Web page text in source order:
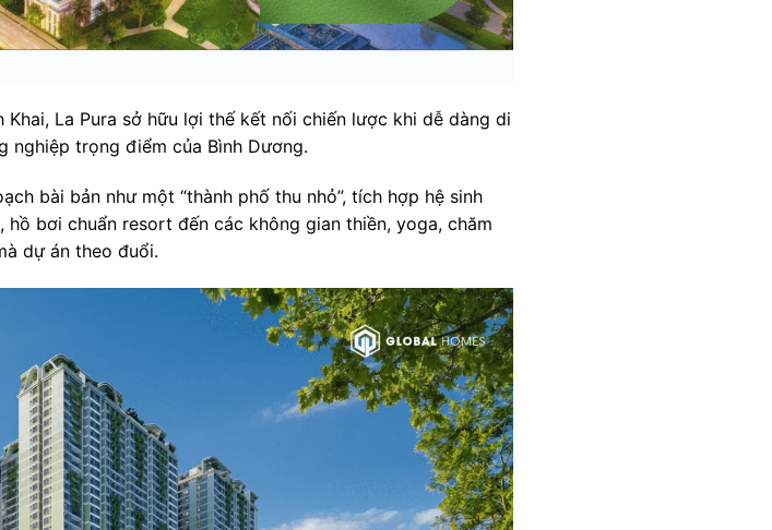
La Pura sở hữu lợi thế kết nối chiến lược khi dễ dàng di
nghiệp trọng điểm của Bình Dương.
bài bản như một “thành phố thu nhỏ”, tích hợp hệ sinh
bơi chuẩn resort đến các không gian thiền, yoga, chăm
dự án theo đuổi.